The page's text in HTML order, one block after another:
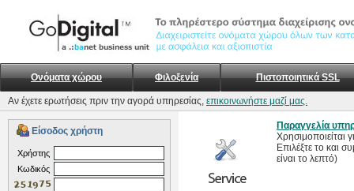
Ονόματα χώρου Φιλοξενία Πιστοποιητικά SSL
Αν έχετε ερωτήσεις πριν την αγορά υπηρεσίας, επικοινωνήστε μαζί μας.
Είσοδος χρήστη
Xρήστης
Kωδικός
Παραγγελία
Χρησιμοποιείται
Επιλέξτε το και
είναι το λεπτό)